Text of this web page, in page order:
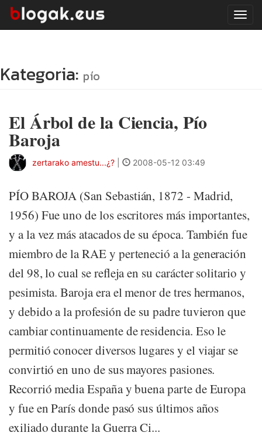
Kategoria: pío
El Árbol de la Ciencia, Pío
Baroja
zertarako amestu...¿? 2008-05-12 03:49
PÍO BAROJA (San Sebastián, 1872 - Madrid,
1956) Fue uno de los escritores más importantes,
y a la vez más atacados de su época. También fue
miembro de la RAE y perteneció a la generación
del 98, lo cual se refleja en su carácter solitario y
pesimista. Baroja era el menor de tres hermanos,
y debido a la profesión de su padre tuvieron que
cambiar continuamente de residencia. Eso le
permitió conocer diversos lugares y el viajar se
convirtió en uno de sus mayores pasiones.
Recorrió media España y buena parte de Europa
y fue en París donde pasó sus últimos años
exiliado durante la Guerra Ci...